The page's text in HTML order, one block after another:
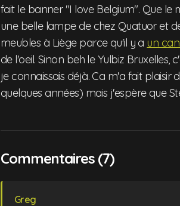
fait le banner "I love Belgium". Que
une belle lampe de chez Quatuor et
meubles à Liège parce qu'il y a un
de l'oeil. Sinon beh le Yulbiz
je connaissais déjà. Ca m'a fait plaisir
quelques années) mais j'espère que
Commentaires (7)
Greg